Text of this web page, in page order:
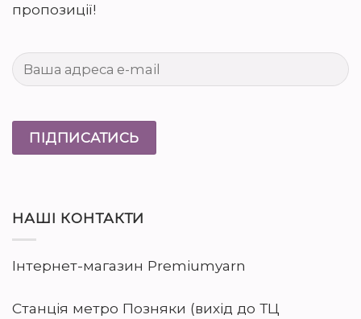
пропозиції!
НАШІ КОНТАКТИ
Інтернет-магазин Premiumyarn
Станція метро Позняки (вихід до ТЦ